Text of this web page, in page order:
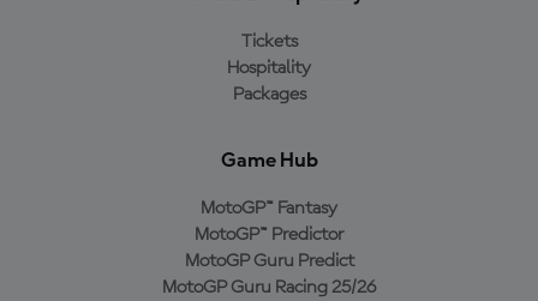
Tickets
Hospitality
Packages
Game Hub
MotoGP™ Fantasy
MotoGP™ Predictor
MotoGP Guru Predict
MotoGP Guru Racing 25/26